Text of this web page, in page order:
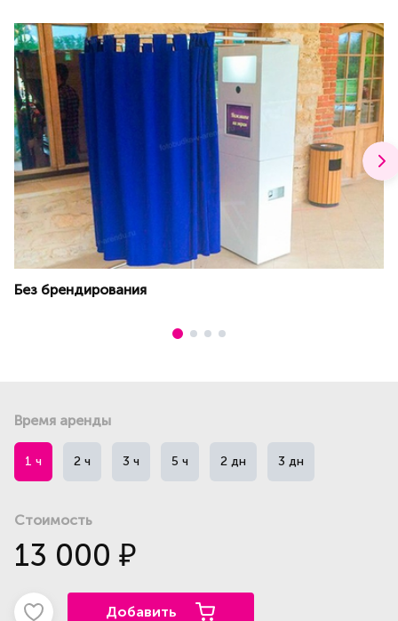
Без брендирования
Время аренды
1 ч 2 ч 3 ч 5 ч 2 дн 3 дн
Стоимость
13 000 ₽
Добавить